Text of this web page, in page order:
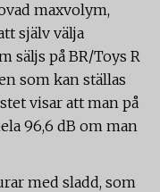
maxvolym,
själv välja
säljs på BR/Toys R
som kan ställas
visar att man på
96,6 dB om man
med sladd, som